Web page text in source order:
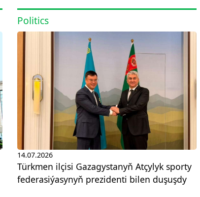
Politics
14.07.2026
Türkmen ilçisi Gazagystanyň Atçylyk sporty
federasiýasynyň prezidenti bilen duşuşdy